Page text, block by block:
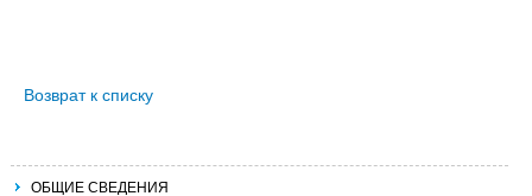
Возврат к списку
ОБЩИЕ СВЕДЕНИЯ